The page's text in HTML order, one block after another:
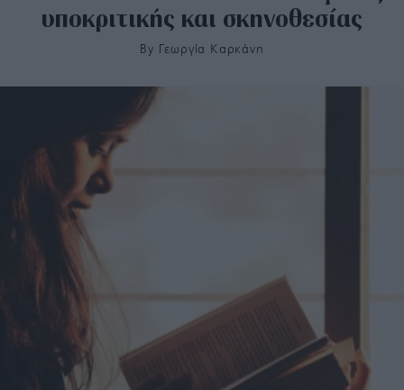
υποκριτικής και σκηνοθεσίας
By Γεωργία Καρκάνη